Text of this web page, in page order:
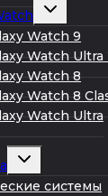
Развернуть
меню
Watch 9
Watch Ultra
Watch 8
Watch 8
Watch Ultra
Развернуть
меню системы